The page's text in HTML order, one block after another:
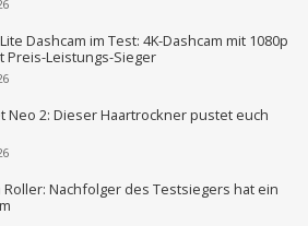
Dashcam im Test: 4K-Dashcam mit 1080p
Preis-Leistungs-Sieger
Neo 2: Dieser Haartrockner pustet euch
Roller: Nachfolger des Testsiegers hat ein